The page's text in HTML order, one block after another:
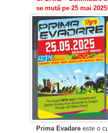
se mută pe 25 mai 2025!
Prima Evadare este o